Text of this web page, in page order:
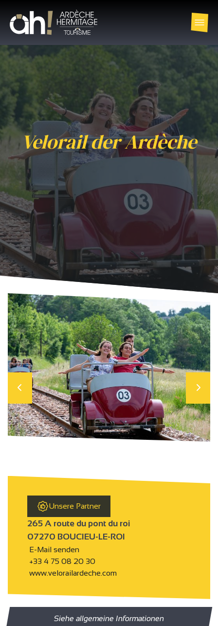
Velorail der Ardèche
Unsere Partner
265 A route du pont du roi
07270 BOUCIEU-LE-ROI
E-Mail senden
+33 4 75 08 20 30
www.velorailardeche.com
Siehe allgemeine Informationen